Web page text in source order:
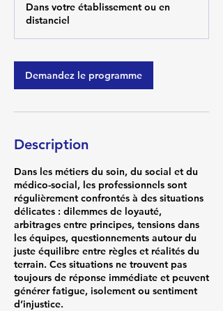
m
n
Dans votre établissement ou en
distanciel
Demandez le programme
Description
Dans les métiers du soin, du social et du
médico-social, les professionnels sont
régulièrement confrontés à des situations
délicates : dilemmes de loyauté,
arbitrages entre principes, tensions dans
les équipes, questionnements autour du
juste équilibre entre règles et réalités du
terrain. Ces situations ne trouvent pas
toujours de réponse immédiate et peuvent
générer fatigue, isolement ou sentiment
d’injustice.